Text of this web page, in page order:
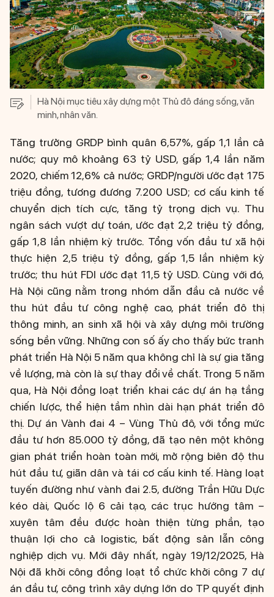
Hà Nội mục tiêu xây dựng một Thủ đô đáng sống, văn
minh, nhân văn.
Tăng trưởng GRDP bình quân 6,57%, gấp 1,1 lần cả
nước; quy mô khoảng 63 tỷ USD, gấp 1,4 lần năm
2020, chiếm 12,6% cả nước; GRDP/người ước đạt 175
triệu đồng, tương đương 7.200 USD; cơ cấu kinh tế
chuyển dịch tích cực, tăng tỷ trọng dịch vụ. Thu
ngân sách vượt dự toán, ước đạt 2,2 triệu tỷ đồng,
gấp 1,8 lần nhiệm kỳ trước. Tổng vốn đầu tư xã hội
thực hiện 2,5 triệu tỷ đồng, gấp 1,5 lần nhiệm kỳ
trước; thu hút FDI ước đạt 11,5 tỷ USD. Cùng với đó,
Hà Nội cũng nằm trong nhóm dẫn đầu cả nước về
thu hút đầu tư công nghệ cao, phát triển đô thị
thông minh, an sinh xã hội và xây dựng môi trường
sống bền vững. Những con số ấy cho thấy bức tranh
phát triển Hà Nội 5 năm qua không chỉ là sự gia tăng
về lượng, mà còn là sự thay đổi về chất. Trong 5 năm
qua, Hà Nội đồng loạt triển khai các dự án hạ tầng
chiến lược, thể hiện tầm nhìn dài hạn phát triển đô
thị. Dự án Vành đai 4 – Vùng Thủ đô, với tổng mức
đầu tư hơn 85.000 tỷ đồng, đã tạo nên một không
gian phát triển hoàn toàn mới, mở rộng biên độ thu
hút đầu tư, giãn dân và tái cơ cấu kinh tế. Hàng loạt
tuyến đường như vành đai 2.5, đường Trần Hữu Dực
kéo dài, Quốc lộ 6 cải tạo, các trục hướng tâm –
xuyên tâm đều được hoàn thiện từng phần, tạo
thuận lợi cho cả logistic, bất động sản lẫn công
nghiệp dịch vụ. Mới đây nhất, ngày 19/12/2025, Hà
Nội đã khởi công đồng loạt tổ chức khởi công 7 dự
án đầu tư, công trình xây dựng lớn do TP quyết định